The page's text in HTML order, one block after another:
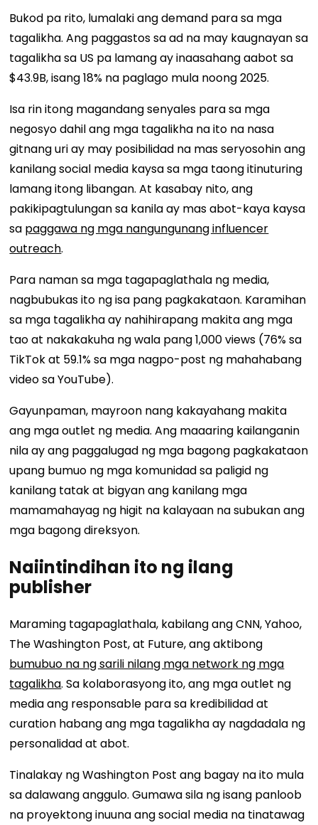
Bukod pa rito, lumalaki ang demand para sa mga
tagalikha. Ang paggastos sa ad na may kaugnayan sa
tagalikha sa US pa lamang ay inaasahang aabot sa
$43.9B, isang 18% na paglago mula noong 2025.
Isa rin itong magandang senyales para sa mga
negosyo dahil ang mga tagalikha na ito na nasa
gitnang uri ay may posibilidad na mas seryosohin ang
kanilang social media kaysa sa mga taong itinuturing
lamang itong libangan. At kasabay nito, ang
pakikipagtulungan sa kanila ay mas abot-kaya kaysa
sa paggawa ng mga nangungunang influencer
outreach.
Para naman sa mga tagapaglathala ng media,
nagbubukas ito ng isa pang pagkakataon. Karamihan
sa mga tagalikha ay nahihirapang makita ang mga
tao at nakakakuha ng wala pang 1,000 views (76% sa
TikTok at 59.1% sa mga nagpo-post ng mahahabang
video sa YouTube).
Gayunpaman, mayroon nang kakayahang makita
ang mga outlet ng media. Ang maaaring kailanganin
nila ay ang paggalugad ng mga bagong pagkakataon
upang bumuo ng mga komunidad sa paligid ng
kanilang tatak at bigyan ang kanilang mga
mamamahayag ng higit na kalayaan na subukan ang
mga bagong direksyon.
Naiintindihan ito ng ilang
publisher
Maraming tagapaglathala, kabilang ang CNN, Yahoo,
The Washington Post, at Future, ang aktibong
bumubuo na ng sarili nilang mga network ng mga
tagalikha. Sa kolaborasyong ito, ang mga outlet ng
media ang responsable para sa kredibilidad at
curation habang ang mga tagalikha ay nagdadala ng
personalidad at abot.
Tinalakay ng Washington Post ang bagay na ito mula
sa dalawang anggulo. Gumawa sila ng isang panloob
na proyektong inuuna ang social media na tinatawag